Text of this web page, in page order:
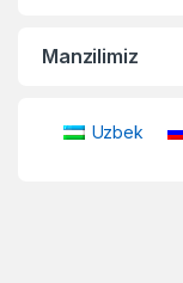
Manzilimiz
Uzbek